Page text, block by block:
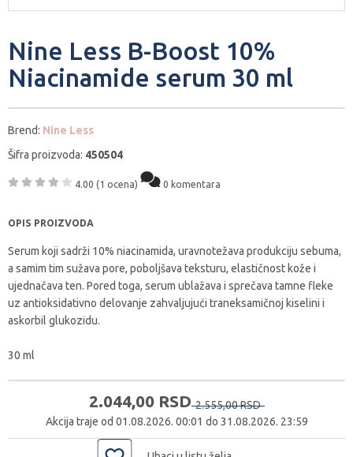
Nine Less B-Boost 10%
Niacinamide serum 30 ml
Brend: Nine Less
Šifra proizvoda: 450504
4.00 (1 ocena) 0 komentara
OPIS PROIZVODA
Serum koji sadrži 10% niacinamida, uravnotežava produkciju sebuma,
a samim tim sužava pore, poboljšava teksturu, elastičnost kože i
ujednačava ten. Pored toga, serum ublažava i sprečava tamne fleke
uz antioksidativno delovanje zahvaljujući traneksamičnoj kiselini i
askorbil glukozidu.
30 ml
2.044,00 RSD 2.555,00RSD
Akcija traje od 01.08.2026. 00:01 do 31.08.2026. 23:59